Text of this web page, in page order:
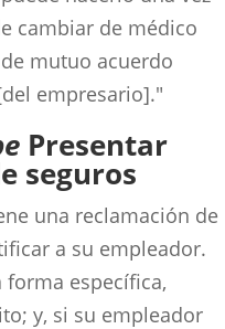
cambiar de médico
mutuo acuerdo
empresario]."
Presentar
seguros
una reclamación de
a su empleador.
específica,
y, si su empleador